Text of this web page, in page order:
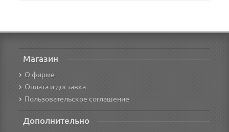
Магазин
О фирме
Оплата и доставка
Пользовательское соглашение
Дополнительно